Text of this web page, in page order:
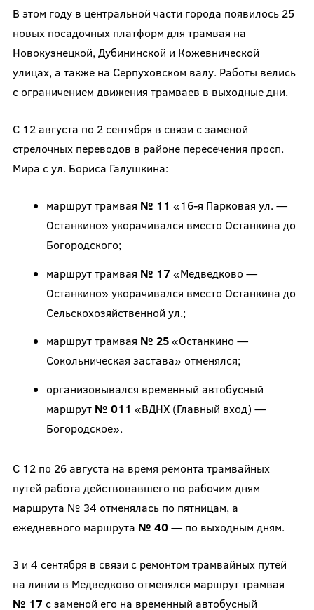
В этом году в центральной части города появилось 25
новых посадочных платформ для трамвая на
Новокузнецкой, Дубининской и Кожевнической
улицах, а также на Серпуховском валу. Работы велись
с ограничением движения трамваев в выходные дни.
С 12 августа по 2 сентября в связи с заменой
стрелочных переводов в районе пересечения просп.
Мира с ул. Бориса Галушкина:
маршрут трамвая № 11 «16-я Парковая ул. —
Останкино» укорачивался вместо Останкина до
Богородского;
маршрут трамвая № 17 «Медведково —
Останкино» укорачивался вместо Останкина до
Сельскохозяйственной ул.;
маршрут трамвая № 25«Останкино —
Сокольническая застава» отменялся;
организовывался временный автобусный
маршрут № 011 «ВДНХ (Главный вход) —
Богородское».
С 12 по 26 августа на время ремонта трамвайных
путей работа действовавшего по рабочим дням
маршрута № 34 отменялась по пятницам, а
ежедневного маршрута № 40— по выходным дням.
3 и 4 сентября в связи с ремонтом трамвайных путей
на линии в Медведково отменялся маршрут трамвая
№ 17 с заменой его на временный автобусный